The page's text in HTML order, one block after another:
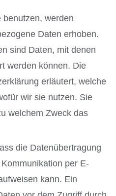
werden
Daten erhoben.
sind Daten, mit denen
werden können. Die
erläutert, welche
wir sie nutzen. Sie
welchem Zweck das
die Datenübertragung
per E-
kann. Ein